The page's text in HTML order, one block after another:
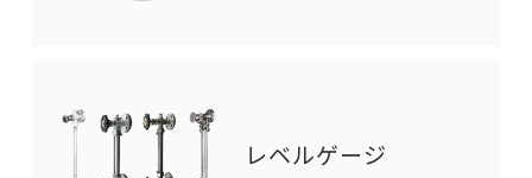
レベルゲージ